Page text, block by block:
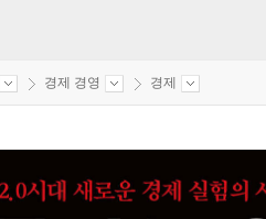
경제 경영 경제